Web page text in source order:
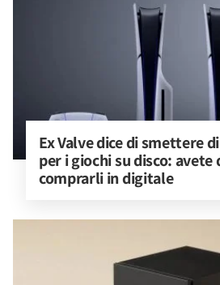
Ex Valve dice di smettere
per i giochi su disco: avete
comprarli in digitale